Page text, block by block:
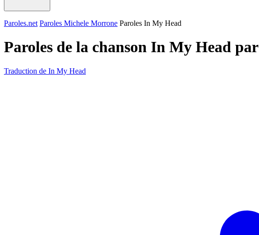
Paroles.net Paroles Michele Morrone Paroles In My Head
Paroles de la chanson In My Head par
Traduction de In My Head